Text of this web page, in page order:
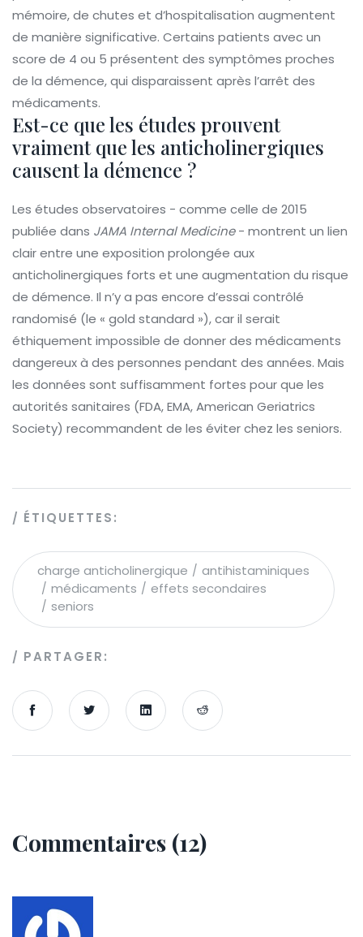
mémoire, de chutes et d’hospitalisation augmentent
de manière significative. Certains patients avec un
score de 4 ou 5 présentent des symptômes proches
de la démence, qui disparaissent après l’arrêt des
médicaments.
Est-ce que les études prouvent
vraiment que les anticholinergiques
causent la démence ?
Les études observatoires - comme celle de 2015
publiée dans JAMA Internal Medicine- montrent un lien
clair entre une exposition prolongée aux
anticholinergiques forts et une augmentation du risque
de démence. Il n’y a pas encore d’essai contrôlé
randomisé (le « gold standard »), car il serait
éthiquement impossible de donner des médicaments
dangereux à des personnes pendant des années. Mais
les données sont suffisamment fortes pour que les
autorités sanitaires (FDA, EMA, American Geriatrics
Society) recommandent de les éviter chez les seniors.
ÉTIQUETTES:
charge anticholinergique
antihistaminiques
médicaments
effets secondaires
seniors
PARTAGER:
Commentaires (12)